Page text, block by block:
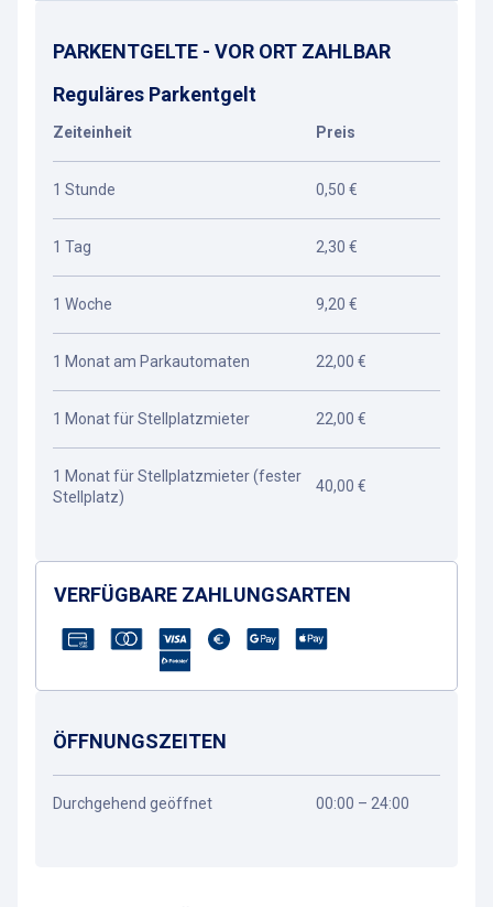
PARKENTGELTE - VOR ORT ZAHLBAR
Reguläres Parkentgelt
Zeiteinheit Preis
1 Stunde 0,50 €
1 Tag 2,30 €
1 Woche 9,20 €
1 Monat am Parkautomaten 22,00 €
1 Monat für Stellplatzmieter 22,00 €
1 Monat für Stellplatzmieter (fester
Stellplatz)
40,00 €
VERFÜGBARE ZAHLUNGSARTEN
ÖFFNUNGSZEITEN
Durchgehend geöffnet 00:00 – 24:00